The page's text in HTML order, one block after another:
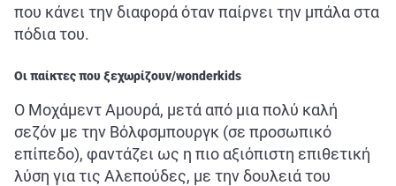
που κάνει την διαφορά όταν παίρνει την μπάλα στα
πόδια του.
Οι παίκτες που ξεχωρίζουν/wonderkids
Ο Μοχάμεντ Αμουρά, μετά από μια πολύ καλή
σεζόν με την Βόλφσμπουργκ (σε προσωπικό
επίπεδο), φαντάζει ως η πιο αξιόπιστη επιθετική
λύση για τις Αλεπούδες, με την δουλειά του